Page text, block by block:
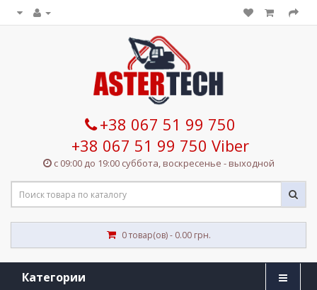
+38 067 51 99 750
+38 067 51 99 750 Viber
с 09:00 до 19:00 суббота, воскресенье - выходной
0 товар(ов) - 0.00 грн.
Категории